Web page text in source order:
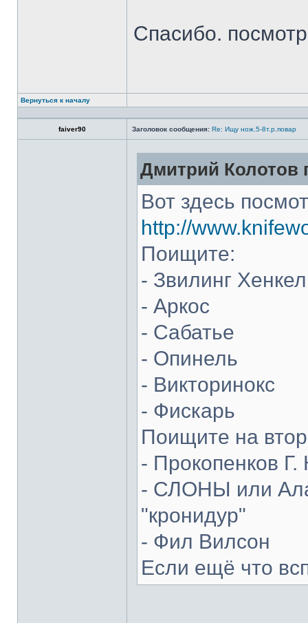
Спасибо.
Вернуться к началу
faiver90 Заголовок сообщения: Re: Ищу нож.5-8т.р.повар
Дмитрий Колотов
Вот здесь
http://
Поищите:
- Звилинг
- Аркос
- Сабатье
- Опинель
- Викторинокс
- Фискарь
Поищите на
- Прокопенков Г.
- СЛОНЫ или
"кронидур"
- Фил Вилсон
Если ещё что